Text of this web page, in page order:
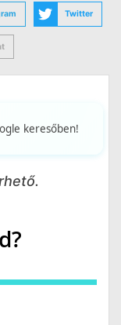
Twitter
keresőben!